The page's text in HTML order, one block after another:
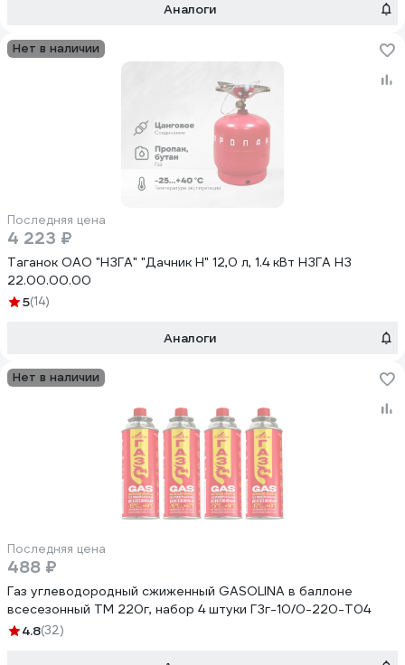
Аналоги
Нет в наличии
Последняя цена
4 223 ₽
Таганок ОАО "НЗГА" "Дачник Н" 12,0 л, 1.4 кВт НЗГА НЗ
22.00.00.00
5(14)
Аналоги
Нет в наличии
Последняя цена
488 ₽
Газ углеводородный сжиженный GASOLINA в баллоне
всесезонный ТМ 220г, набор 4 штуки ГЗг-10/0-220-Т04
4.8(32)